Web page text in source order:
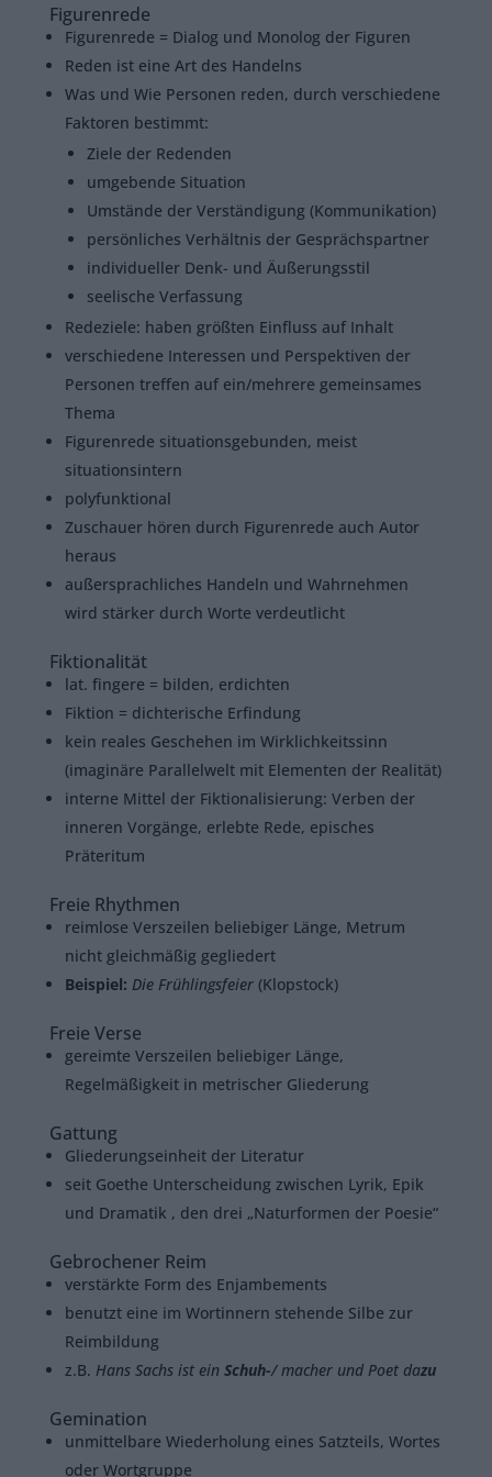
Figurenrede
Figurenrede = Dialog und Monolog der Figuren
Reden ist eine Art des Handelns
Was und Wie Personen reden, durch verschiedene
Faktoren bestimmt:
Ziele der Redenden
umgebende Situation
Umstände der Verständigung (Kommunikation)
persönliches Verhältnis der Gesprächspartner
individueller Denk- und Äußerungsstil
seelische Verfassung
Redeziele: haben größten Einfluss auf Inhalt
verschiedene Interessen und Perspektiven der
Personen treffen auf ein/mehrere gemeinsames
Thema
Figurenrede situationsgebunden, meist
situationsintern
polyfunktional
Zuschauer hören durch Figurenrede auch Autor
heraus
außersprachliches Handeln und Wahrnehmen
wird stärker durch Worte verdeutlicht
Fiktionalität
lat. fingere = bilden, erdichten
Fiktion = dichterische Erfindung
kein reales Geschehen im Wirklichkeitssinn
(imaginäre Parallelwelt mit Elementen der Realität)
interne Mittel der Fiktionalisierung: Verben der
inneren Vorgänge, erlebte Rede, episches
Präteritum
Freie Rhythmen
reimlose Verszeilen beliebiger Länge, Metrum
nicht gleichmäßig gegliedert
Beispiel: Die Frühlingsfeier(Klopstock)
Freie Verse
gereimte Verszeilen beliebiger Länge,
Regelmäßigkeit in metrischer Gliederung
Gattung
Gliederungseinheit der Literatur
seit Goethe Unterscheidung zwischen Lyrik, Epik
und Dramatik , den drei „Naturformen der Poesie“
Gebrochener Reim
verstärkte Form des Enjambements
benutzt eine im Wortinnern stehende Silbe zur
Reimbildung
z.B. Hans Sachs ist ein Schuh-/ macher und Poet dazu
Gemination
unmittelbare Wiederholung eines Satzteils, Wortes
oder Wortgruppe